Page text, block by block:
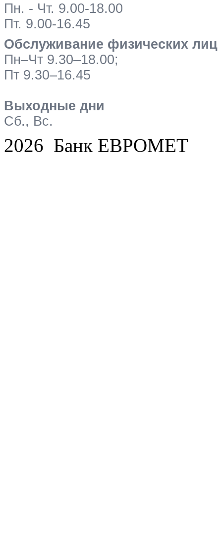
Пн. - Чт. 9.00-18.00
Пт. 9.00-16.45
Обслуживание физических лиц
Пн–Чт 9.30–18.00;
Пт 9.30–16.45
Выходные дни
Сб., Вс.
2026 Банк ЕВРОМЕТ